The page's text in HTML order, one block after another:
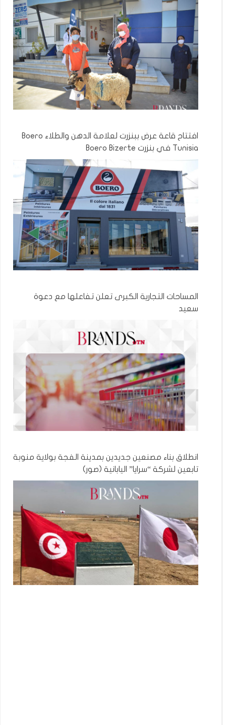
افتتاح قاعة عرض ببنزرت لعلامة الدهن والطلاء Boero
Tunisia في بنزرت Boero Bizerte
المساحات التجارية الكبرى تعلن تفاعلها مع دعوة
سعيد
انطلاق بناء مصنعين جديدين بمدينة الفجة بولاية منوبة
تابعين لشركة “سرايا” اليابانية (صور)